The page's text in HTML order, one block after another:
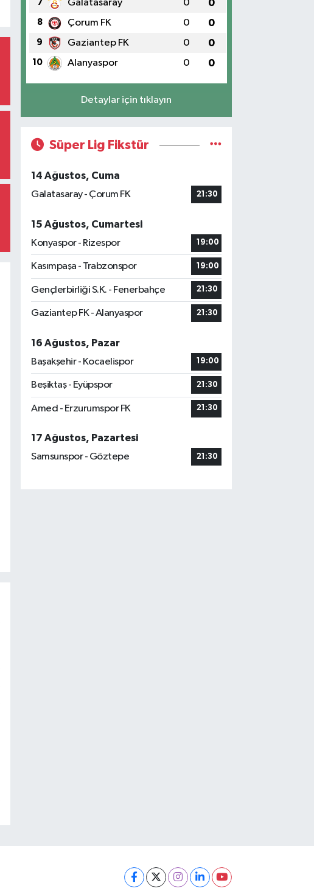
7 Galatasaray 0 0
8 Çorum FK 0 0
9 Gaziantep FK 0 0
10 Alanyaspor 0 0
Detaylar için tıklayın
Süper Lig Fikstür
14 Ağustos, Cuma
Galatasaray - Çorum FK
21:30
15 Ağustos, Cumartesi
Konyaspor - Rizespor
19:00
Kasımpaşa - Trabzonspor 19:00
Gençlerbirliği S.K. - Fenerbahçe 21:30
Gaziantep FK - Alanyaspor 21:30
16 Ağustos, Pazar
Başakşehir - Kocaelispor
19:00
Beşiktaş - Eyüpspor 21:30
Amed - Erzurumspor FK 21:30
17 Ağustos, Pazartesi
Samsunspor - Göztepe
21:30